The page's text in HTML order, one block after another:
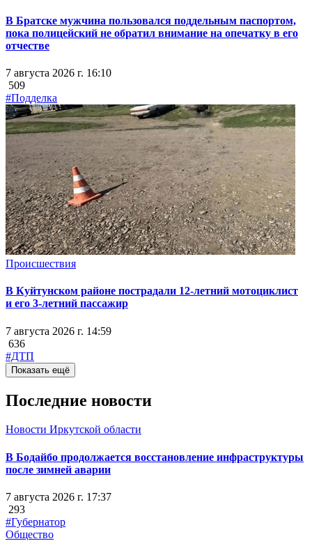
В Братске мужчина пользовался поддельным паспортом,
пока полицейский не обратил внимание на опечатку в его
отчестве
7 августа 2026 г. 16:10
509
#Подделка
Происшествия
В Куйтунском районе пострадали 12-летний мотоциклист
и его 3-летний пассажир
7 августа 2026 г. 14:59
636
#ДТП
Показать ещё
Последние новости
Новости Иркутской области
В Бодайбо продолжается восстановление инфраструктуры
после зимней аварии
7 августа 2026 г. 17:37
293
#Губернатор
Общество